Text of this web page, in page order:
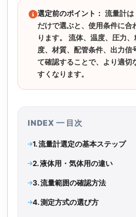
選定前のポイント： 流量計は
だけで選ぶと、使用条件に合
ります。 流体、温度、圧力
度、材質、配管条件、出力信
て確認することで、より適切
すくなります。
INDEX ━ 目次
1. 流量計選定の基本ステップ
2. 液体用・気体用の違い
3. 流量範囲の確認方法
4. 測定方式の選び方